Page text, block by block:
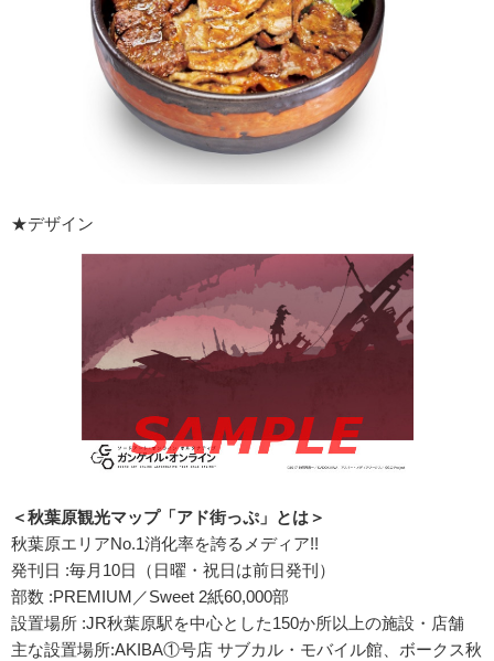
★デザイン
＜秋葉原観光マップ「アド街っぷ」とは＞
秋葉原エリアNo.1消化率を誇るメディア!!
発刊日 :毎月10日（日曜・祝日は前日発刊）
部数 :PREMIUM／Sweet 2紙60,000部
設置場所 :JR秋葉原駅を中心とした150か所以上の施設・店舗
主な設置場所:AKIBA①号店 サブカル・モバイル館、ボークス秋